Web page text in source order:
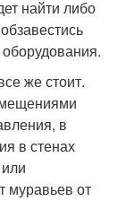
найти либо
же стоит.
в
в стенах
муравьев от